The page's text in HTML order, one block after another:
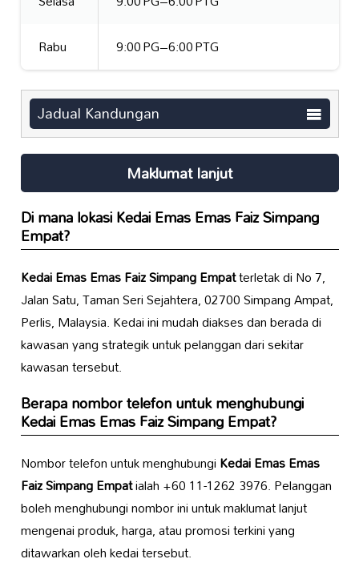
Rabu
9:00 PG–6:00 PTG
Jadual Kandungan
Maklumat lanjut
Di mana lokasiKedai Emas Emas Faiz Simpang
Empat?
Kedai Emas Emas Faiz Simpang Empatterletak di No 7,
Jalan Satu, Taman Seri Sejahtera, 02700 Simpang Ampat,
Perlis, Malaysia. Kedai ini mudah diakses dan berada di
kawasan yang strategik untuk pelanggan dari sekitar
kawasan tersebut.
Berapa nombor telefon untuk menghubungi
Kedai Emas Emas Faiz Simpang Empat?
Nombor telefon untuk menghubungiKedai Emas Emas
Faiz Simpang Empatialah +60 11-1262 3976. Pelanggan
boleh menghubungi nombor ini untuk maklumat lanjut
mengenai produk, harga, atau promosi terkini yang
ditawarkan oleh kedai tersebut.